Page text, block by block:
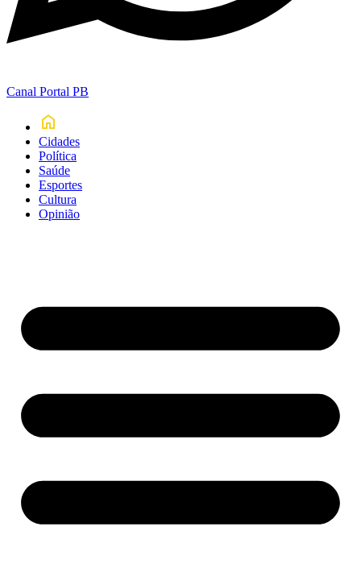
Canal Portal PB
Cidades
Política
Saúde
Esportes
Cultura
Opinião